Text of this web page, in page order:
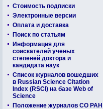
Стоимость подписки
Электронные версии
Оплата и доставка
Поиск по статьям
Информация для
соискателей ученых
степеней доктора и
кандидата наук
Список журналов вошедших
в Russian Science Citation
Index (RSCI) на базе Web of
Science
Положение журналов СО РАН